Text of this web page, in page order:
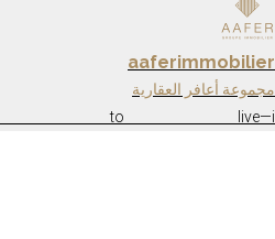
aaferimmobilier
مجموعة أعافر العقارية
to live—i